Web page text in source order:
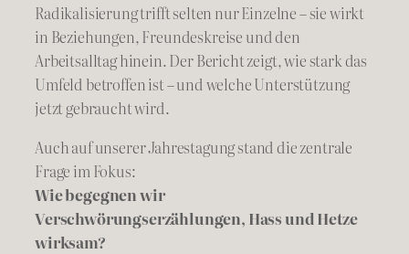
Radikalisierung trifft selten nur Einzelne – sie wirkt
in Beziehungen, Freundeskreise und den
Arbeitsalltag hinein. Der Bericht zeigt, wie stark das
Umfeld betroffen ist – und welche Unterstützung
jetzt gebraucht wird.
Auch auf unserer Jahrestagung stand die zentrale
Frage im Fokus:
Wie begegnen wir
Verschwörungserzählungen, Hass und Hetze
wirksam?